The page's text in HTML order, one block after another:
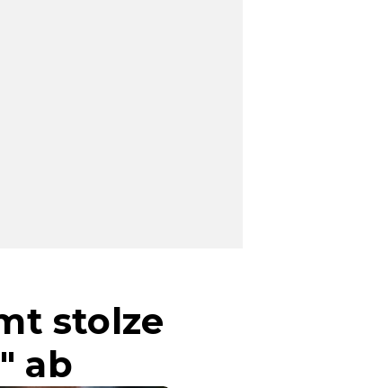
stolze
ab